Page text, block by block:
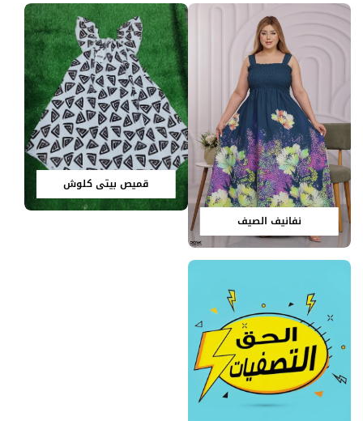
نفانيف الصيف
قميص بيتي كلوش